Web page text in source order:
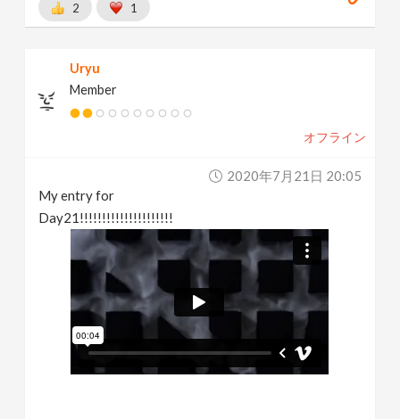
2 1
Uryu
Member
オフライン
2020年7月21日 20:05
My entry for
Day21!!!!!!!!!!!!!!!!!!!!!